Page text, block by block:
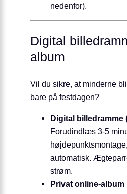
nedenfor).
Digital
album
Vil du sikre, at minderne
bare på festdagen?
Digital billedramme
Forudindlæs 3-5
automatisk.
strøm.
Privat online-album